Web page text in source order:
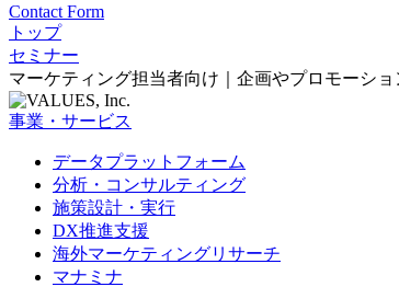
Contact Form
トップ
セミナー
マーケティング担当者向け｜企画やプロモーシ
事業・サービス
データプラットフォーム
分析・コンサルティング
施策設計・実行
DX推進支援
海外マーケティングリサーチ
マナミナ